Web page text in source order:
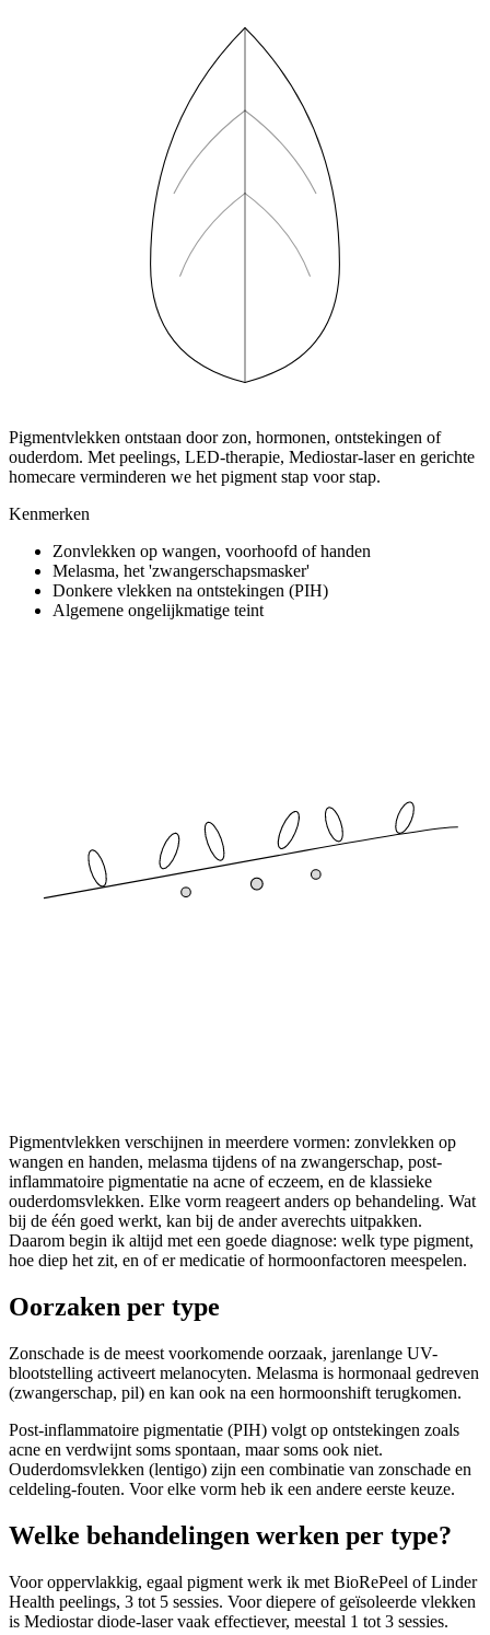
Pigmentvlekken ontstaan door zon, hormonen, ontstekingen of
ouderdom. Met peelings, LED-therapie, Mediostar-laser en gerichte
homecare verminderen we het pigment stap voor stap.
Kenmerken
Zonvlekken op wangen, voorhoofd of handen
Melasma, het 'zwangerschapsmasker'
Donkere vlekken na ontstekingen (PIH)
Algemene ongelijkmatige teint
Pigmentvlekken verschijnen in meerdere vormen: zonvlekken op
wangen en handen, melasma tijdens of na zwangerschap, post-
inflammatoire pigmentatie na acne of eczeem, en de klassieke
ouderdomsvlekken. Elke vorm reageert anders op behandeling. Wat
bij de één goed werkt, kan bij de ander averechts uitpakken.
Daarom begin ik altijd met een goede diagnose: welk type pigment,
hoe diep het zit, en of er medicatie of hormoonfactoren meespelen.
Oorzaken per type
Zonschade is de meest voorkomende oorzaak, jarenlange UV-
blootstelling activeert melanocyten. Melasma is hormonaal gedreven
(zwangerschap, pil) en kan ook na een hormoonshift terugkomen.
Post-inflammatoire pigmentatie (PIH) volgt op ontstekingen zoals
acne en verdwijnt soms spontaan, maar soms ook niet.
Ouderdomsvlekken (lentigo) zijn een combinatie van zonschade en
celdeling-fouten. Voor elke vorm heb ik een andere eerste keuze.
Welke behandelingen werken per type?
Voor oppervlakkig, egaal pigment werk ik met BioRePeel of Linder
Health peelings, 3 tot 5 sessies. Voor diepere of geïsoleerde vlekken
is Mediostar diode-laser vaak effectiever, meestal 1 tot 3 sessies.